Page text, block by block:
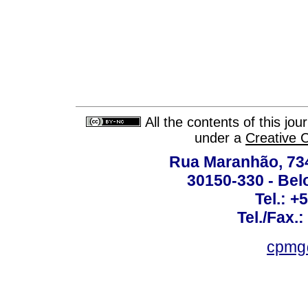
All the contents of this
under a Creative
Rua Maranhão,
30150-330 -
Tel.:
Tel./Fax.: